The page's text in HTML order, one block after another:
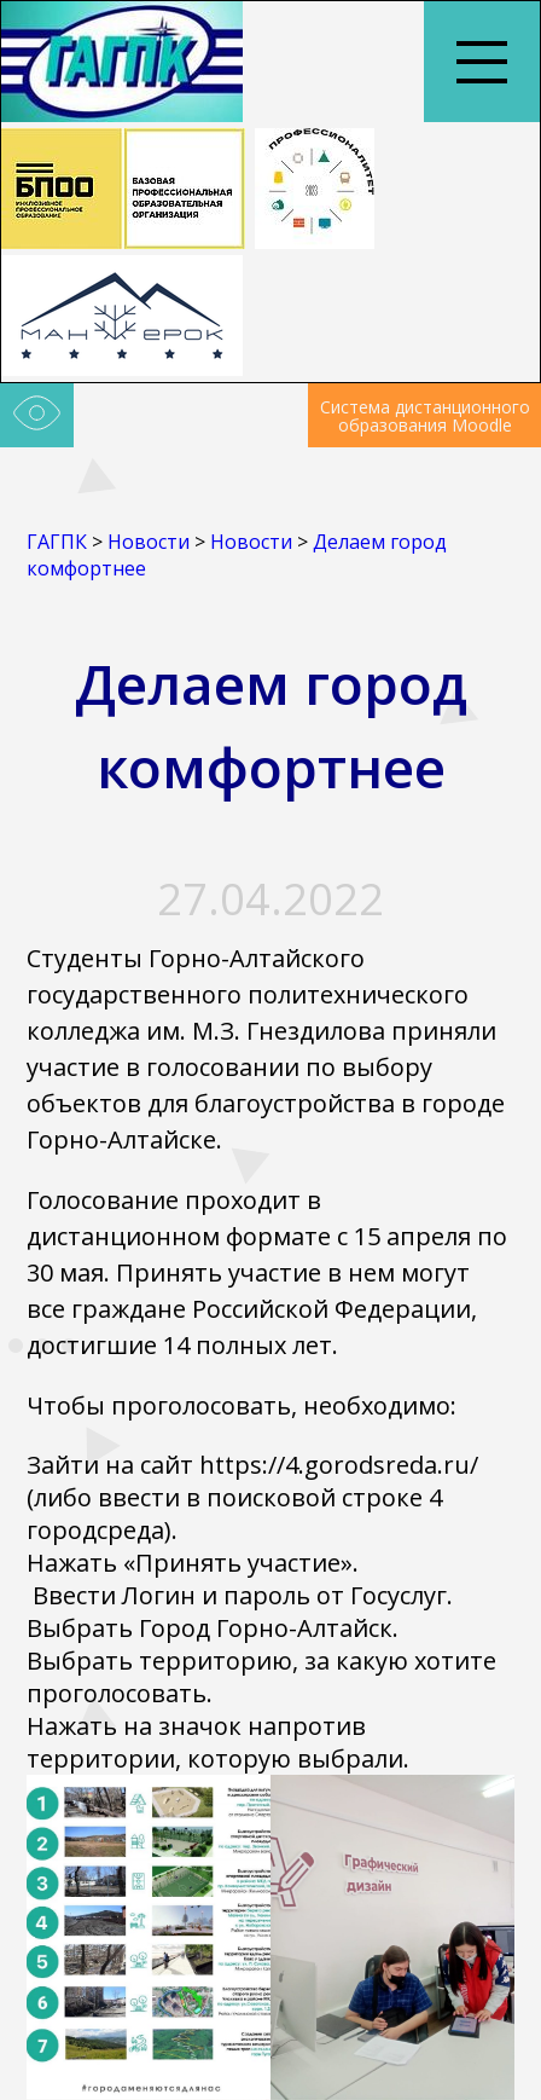
Система дистанционного
образования Moodle
ГАГПК > Новости > Новости >Делаем город
комфортнее
Делаем город
комфортнее
27.04.2022
Студенты Горно-Алтайского
государственного политехнического
колледжа им. М.З. Гнездилова приняли
участие в голосовании по выбору
объектов для благоустройства в городе
Горно-Алтайске.
Голосование проходит в
дистанционном формате с 15 апреля по
30 мая. Принять участие в нем могут
все граждане Российской Федерации,
достигшие 14 полных лет.
Чтобы проголосовать, необходимо:
Зайти на сайт https://4.gorodsreda.ru/
(либо ввести в поисковой строке 4
городсреда).
Нажать «Принять участие».
Ввести Логин и пароль от Госуслуг.
Выбрать Город Горно-Алтайск.
Выбрать территорию, за какую хотите
проголосовать.
Нажать на значок напротив
территории, которую выбрали.